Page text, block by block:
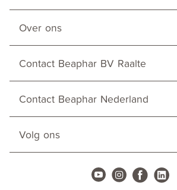
Over ons
Contact Beaphar BV Raalte
Contact Beaphar Nederland
Volg ons